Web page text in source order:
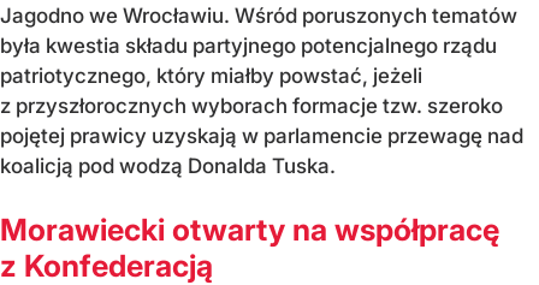
Jagodno we Wrocławiu. Wśród poruszonych tematów
była kwestia składu partyjnego potencjalnego rządu
patriotycznego, który miałby powstać, jeżeli
z przyszłorocznych wyborach formacje tzw. szeroko
pojętej prawicy uzyskają w parlamencie przewagę nad
koalicją pod wodzą Donalda Tuska.
Morawiecki otwarty na współpracę
z Konfederacją